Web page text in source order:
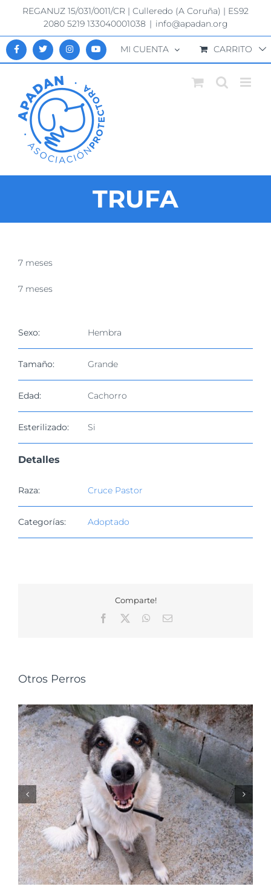
Saltar
contenido
REGANUZ 15/031/0011/CR | Culleredo (A Coruña) | ES92
2080 5219 133040001038 | info@apadan.org
MI CUENTA CARRITO
TRUFA
Ver
más
7 meses
7 meses
Sexo: Hembra
Tamaño: Grande
Edad: Cachorro
Esterilizado: Si
Detalles
Raza: Cruce Pastor
Categorías: Adoptado
Comparte!
Facebook
WhatsApp
Correo
Otros Perros
NALA